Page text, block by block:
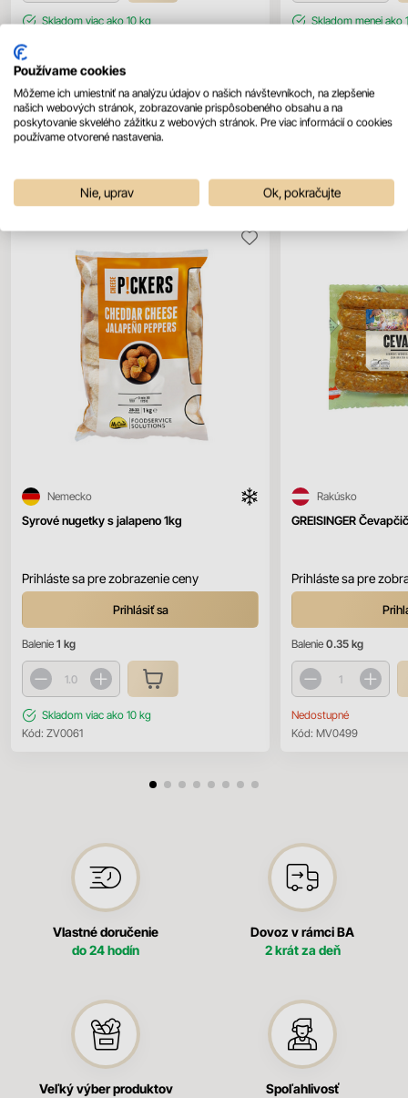
Skladomviac ako 10 kg
Skladommenej ako
Syrové nugetky s jalapeno 1kg
Nemecko
Prihláste sa pre zobrazenie ceny
Prihlásiť sa
Balenie 1 kg
Skladom viac ako 10 kg
Kód: ZV0061
GREISINGER
Rakúsko
Prihláste sa pre
Balenie 0.35 kg
Nedostupné
Kód: MV0499
Vlastné doručenie
do 24 hodín
Dovoz v rámci BA
2 krát za deň
Veľký výber produktov
Spoľahlivosť
Používame cookies
Môžeme ich umiestniť na analýzu údajov o našich návštevníkoch, na zlepšenie
našich webových stránok, zobrazovanie prispôsobeného obsahu a na
poskytovanie skvelého zážitku z webových stránok. Pre viac informácií o cookies
používame otvorené nastavenia.
Nie, uprav Ok, pokračujte